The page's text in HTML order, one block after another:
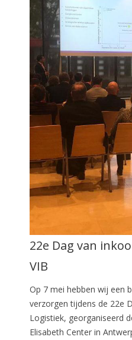
22e Dag van
VIB
Op 7 mei hebben wij een
verzorgen tijdens de 22e
Logistiek, georganiseerd
Elisabeth Center in